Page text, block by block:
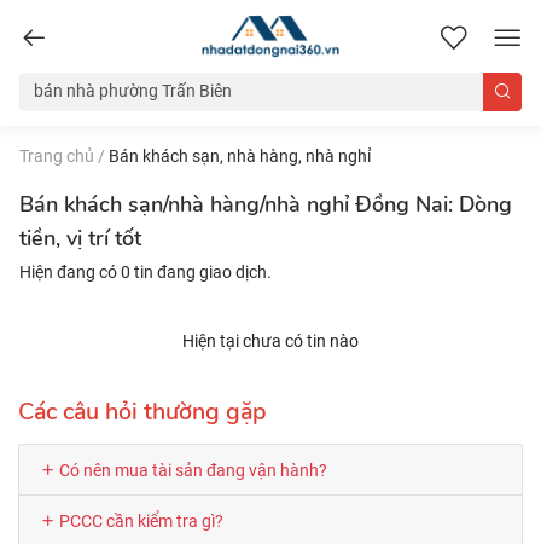
nhadatdongnai360.vn
Trang chủ / Bán khách sạn, nhà hàng, nhà nghỉ
Bán khách sạn/nhà hàng/nhà nghỉ Đồng Nai: Dòng
tiền, vị trí tốt
Hiện đang có 0 tin đang giao dịch.
Hiện tại chưa có tin nào
Các câu hỏi thường gặp
Có nên mua tài sản đang vận hành?
PCCC cần kiểm tra gì?